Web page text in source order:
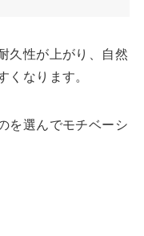
久性が上がり、自然
なります。
を選んでモチベーシ